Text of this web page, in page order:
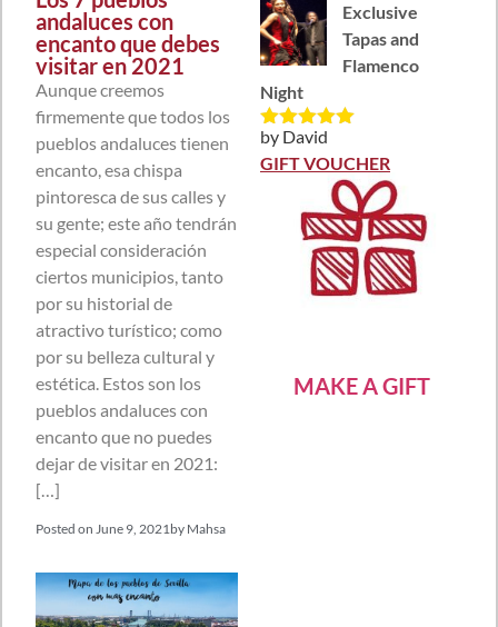
andaluces con
encanto que debes
visitar en 2021
Aunque creemos
firmemente que todos los
pueblos andaluces tienen
encanto, esa chispa
pintoresca de sus calles y
su gente; este año tendrán
especial consideración
ciertos municipios, tanto
por su historial de
atractivo turístico; como
por su belleza cultural y
estética. Estos son los
pueblos andaluces con
encanto que no puedes
dejar de visitar en 2021:
[…]
Posted on June 9, 2021by Mahsa
Exclusive
Tapas and
Flamenco
Night
Rated5out
of 5
by David
GIFT VOUCHER
MAKE A GIFT